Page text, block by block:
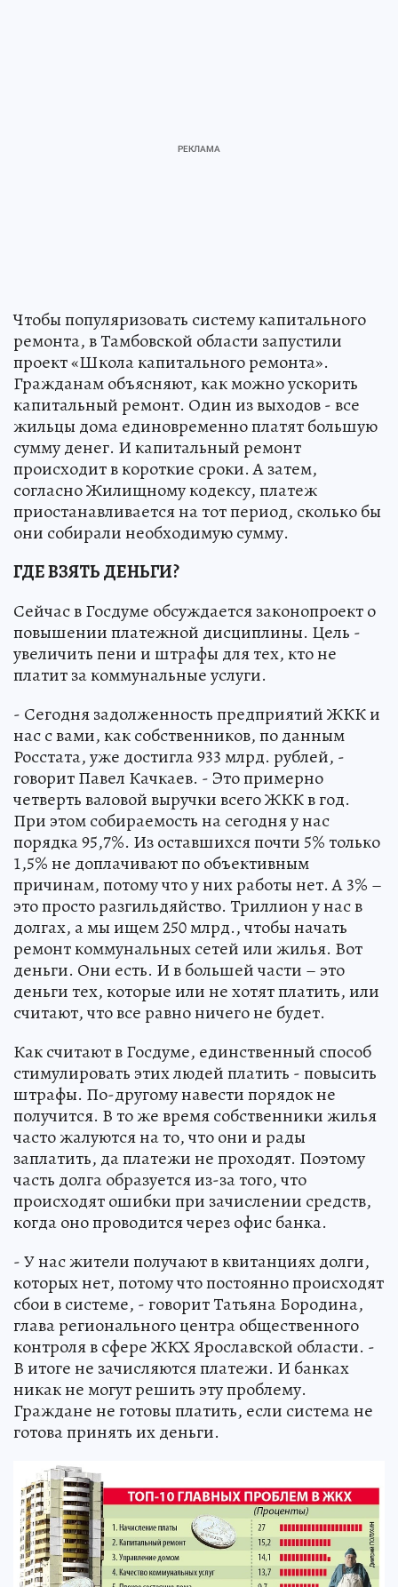
Чтобы популяризовать систему капитального
ремонта, в Тамбовской области запустили
проект «Школа капитального ремонта».
Гражданам объясняют, как можно ускорить
капитальный ремонт. Один из выходов - все
жильцы дома единовременно платят большую
сумму денег. И капитальный ремонт
происходит в короткие сроки. А затем,
согласно Жилищному кодексу, платеж
приостанавливается на тот период, сколько бы
они собирали необходимую сумму.
ГДЕ ВЗЯТЬ ДЕНЬГИ?
Сейчас в Госдуме обсуждается законопроект о
повышении платежной дисциплины. Цель -
увеличить пени и штрафы для тех, кто не
платит за коммунальные услуги.
- Сегодня задолженность предприятий ЖКК и
нас с вами, как собственников, по данным
Росстата, уже достигла 933 млрд. рублей, -
говорит Павел Качкаев. - Это примерно
четверть валовой выручки всего ЖКК в год.
При этом собираемость на сегодня у нас
порядка 95,7%. Из оставшихся почти 5% только
1,5% не доплачивают по объективным
причинам, потому что у них работы нет. А 3% –
это просто разгильдяйство. Триллион у нас в
долгах, а мы ищем 250 млрд., чтобы начать
ремонт коммунальных сетей или жилья. Вот
деньги. Они есть. И в большей части – это
деньги тех, которые или не хотят платить, или
считают, что все равно ничего не будет.
Как считают в Госдуме, единственный способ
стимулировать этих людей платить - повысить
штрафы. По-другому навести порядок не
получится. В то же время собственники жилья
часто жалуются на то, что они и рады
заплатить, да платежи не проходят. Поэтому
часть долга образуется из-за того, что
происходят ошибки при зачислении средств,
когда оно проводится через офис банка.
- У нас жители получают в квитанциях долги,
которых нет, потому что постоянно происходят
сбои в системе, - говорит Татьяна Бородина,
глава регионального центра общественного
контроля в сфере ЖКХ Ярославской области. -
В итоге не зачисляются платежи. И банках
никак не могут решить эту проблему.
Граждане не готовы платить, если система не
готова принять их деньги.